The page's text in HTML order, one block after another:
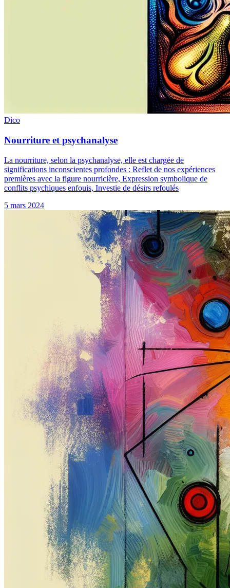
Dico
Nourriture et psychanalyse
La nourriture, selon la psychanalyse, elle est chargée de
significations inconscientes profondes : Reflet de nos expériences
premières avec la figure nourricière, Expression symbolique de
conflits psychiques enfouis, Investie de désirs refoulés
5 mars 2024